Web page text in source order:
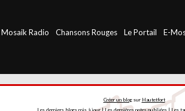
Mosaik Radio Chansons Rouges Le Portail E-
Créer un blogsur Hautetfort